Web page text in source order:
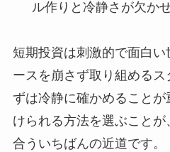
ル作りと冷静さが欠かせ
短期投資は刺激的で面白
ースを崩さず取り組めるス
ずは冷静に確かめること
けられる方法を選ぶことが
合ういちばんの近道です。